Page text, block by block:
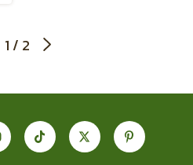
1 / 2